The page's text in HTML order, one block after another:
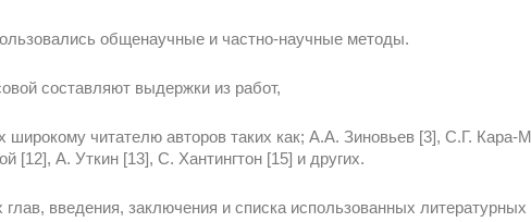
общенаучные и частно-научные методы.
составляют выдержки из работ,
широкому читателю авторов таких как; А.А. Зиновьев [3], С.Г.
А. Уткин [13], С. Хантингтон [15] и других.
глав, введения, заключения и списка использованных литературных